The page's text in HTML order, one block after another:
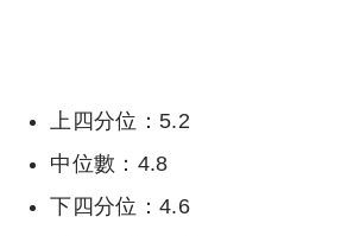
上四分位：5.2
中位數：4.8
下四分位：4.6